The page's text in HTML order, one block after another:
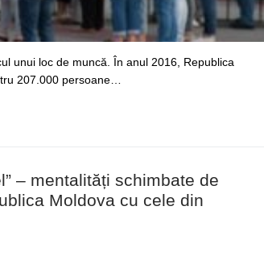
unui loc de muncă. În anul 2016, Republica
207.000 persoane…
– mentalități schimbate de
Moldova cu cele din